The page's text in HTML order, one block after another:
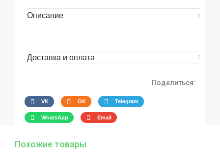
Описание
Доставка и оплата
Поделиться:
VK OK Telegram
WhatsApp Email
Похожие товары